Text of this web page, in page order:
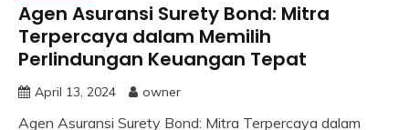
Agen Asuransi Surety Bond: Mitra
Terpercaya dalam Memilih
Perlindungan Keuangan Tepat
April 13, 2024 owner
Agen Asuransi Surety Bond: Mitra Terpercaya dalam